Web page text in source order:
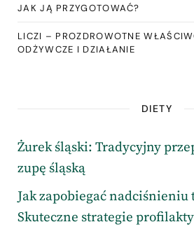
JAK JĄ PRZYGOTOWAĆ?
LICZI – PROZDROWOTNE
ODŻYWCZE I DZIAŁANIE
DIETY
Żurek śląski: Tradycyjny
zupę śląską
Jak zapobiegać nadciśnieniu
Skuteczne strategie